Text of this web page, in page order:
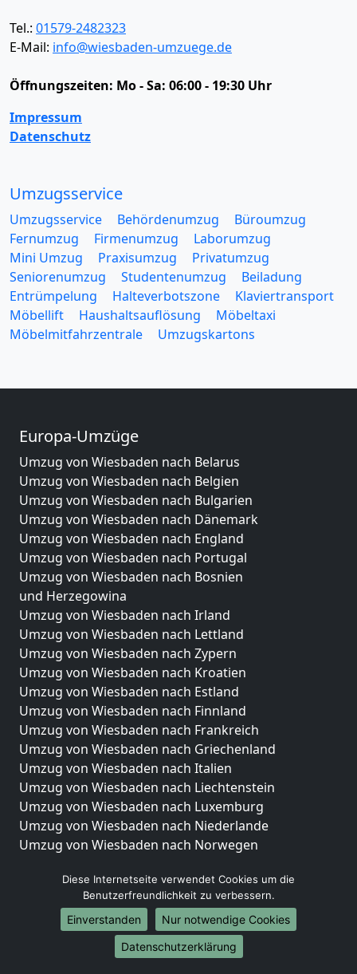
Tel.: 01579-2482323
E-Mail: info@wiesbaden-umzuege.de
Öffnungszeiten: Mo - Sa: 06:00 - 19:30 Uhr
Impressum
Datenschutz
Umzugsservice
Umzugsservice Behördenumzug
Büroumzug
Fernumzug
Firmenumzug
Laborumzug
Mini Umzug
Praxisumzug
Privatumzug
Seniorenumzug
Studentenumzug
Beiladung
Entrümpelung
Halteverbotszone
Klaviertransport
Möbellift
Haushaltsauflösung
Möbeltaxi
Möbelmitfahrzentrale
Umzugskartons
Europa-Umzüge
Umzug von Wiesbaden nach Belarus
Umzug von Wiesbaden nach Belgien
Umzug von Wiesbaden nach Bulgarien
Umzug von Wiesbaden nach Dänemark
Umzug von Wiesbaden nach England
Umzug von Wiesbaden nach Portugal
Umzug von Wiesbaden nach Bosnien
und Herzegowina
Umzug von Wiesbaden nach Irland
Umzug von Wiesbaden nach Lettland
Umzug von Wiesbaden nach Zypern
Umzug von Wiesbaden nach Kroatien
Umzug von Wiesbaden nach Estland
Umzug von Wiesbaden nach Finnland
Umzug von Wiesbaden nach Frankreich
Umzug von Wiesbaden nach Griechenland
Umzug von Wiesbaden nach Italien
Umzug von Wiesbaden nach Liechtenstein
Umzug von Wiesbaden nach Luxemburg
Umzug von Wiesbaden nach Niederlande
Umzug von Wiesbaden nach Norwegen
Umzüge-Deutschlandweit
Umzug von Wiesbaden nach Berlin
Umzug von Wiesbaden nach Hamburg
Umzug von Wiesbaden nach München
Umzug von Wiesbaden nach Köln
Diese Internetseite verwendet Cookies um die
Benutzerfreundlichkeit zu verbessern.
Einverstanden
Nur notwendige Cookies
Datenschutzerklärung